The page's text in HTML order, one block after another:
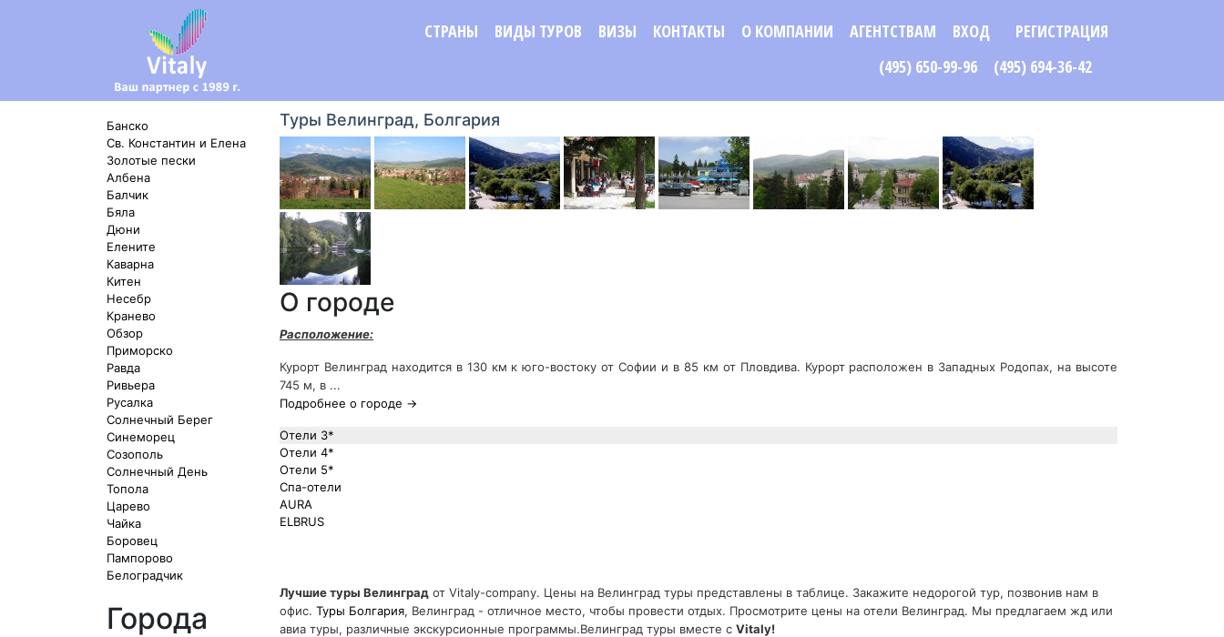
СТРАНЫ ВИДЫ ТУРОВ ВИЗЫ КОНТАКТЫ О КОМПАНИИ АГЕНТСТВАМ ВХОД
РЕГИСТРАЦИЯ
(495) 650-99-96
(495) 694-36-42
Банско
Св. Константин и Елена
Золотые пески
Албена
Балчик
Бяла
Дюни
Елените
Каварна
Китен
Несебр
Кранево
Обзор
Приморско
Равда
Ривьера
Русалка
Солнечный Берег
Синеморец
Созополь
Солнечный День
Топола
Царево
Чайка
Боровец
Пампорово
Белоградчик
Города
Туры Велинград, Болгария
О городе
Расположение:
Курорт Велинград находится в 130 км к юго-востоку от Софии и в 85 км от Пловдива. Курорт расположен в Западных Родопах, на высоте
745 м, в ...
Подробнее о городе →
Отели 3*
Отели 4*
Отели 5*
Спа-отели
AURA
ELBRUS
Лучшие туры Велинград от Vitaly-company. Цены на Велинград туры представлены в таблице. Закажите недорогой тур, позвонив нам в
офис. Туры Болгария, Велинград - отличное место, чтобы провести отдых. Просмотрите цены на отели Велинград. Мы предлагаем жд или
авиа туры, различные экскурсионные программы.Велинград туры вместе с Vitaly!